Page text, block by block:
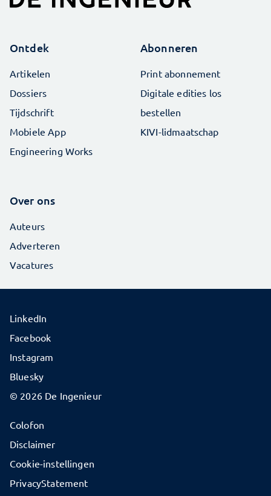
Ontdek
Artikelen
Dossiers
Tijdschrift
Mobiele App
Engineering Works
Abonneren
Print abonnement
Digitale edities los
bestellen
KIVI-lidmaatschap
Over ons
Auteurs
Adverteren
Vacatures
© 2026 De Ingenieur
Colofon
Disclaimer
Cookie-instellingen
PrivacyStatement
LinkedIn
Facebook
Instagram
Bluesky